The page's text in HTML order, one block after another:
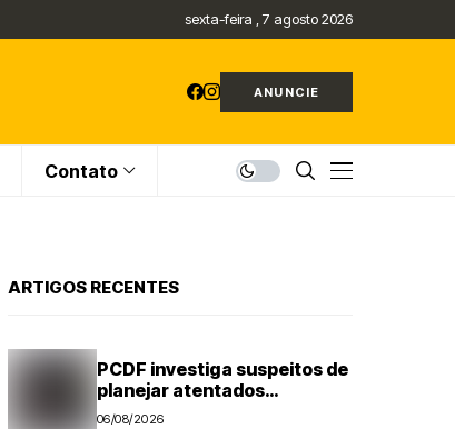
sexta-feira , 7 agosto 2026
ANUNCIE
Contato
ARTIGOS RECENTES
PCDF investiga suspeitos de
planejar atentados
no período eleitoral
06/08/2026